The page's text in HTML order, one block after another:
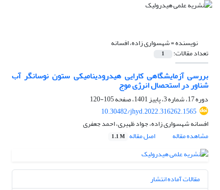
نویسنده =شهسواری زاده، افسانه
تعداد مقالات: 1
بررسی آزمایشگاهی کارایی هیدرودینامیکی ستون نوسانگر آب
شناور در استحصال انرژی موج
دوره 17، شماره 3، پاییز 1401، صفحه
105-120
10.30482/jhyd.2022.316262.1565
افسانه شهسواری زاده، جواد ظهیری، احمد جعفری
مشاهده مقاله
اصل مقاله 1.1 M
مقالات آماده انتشار